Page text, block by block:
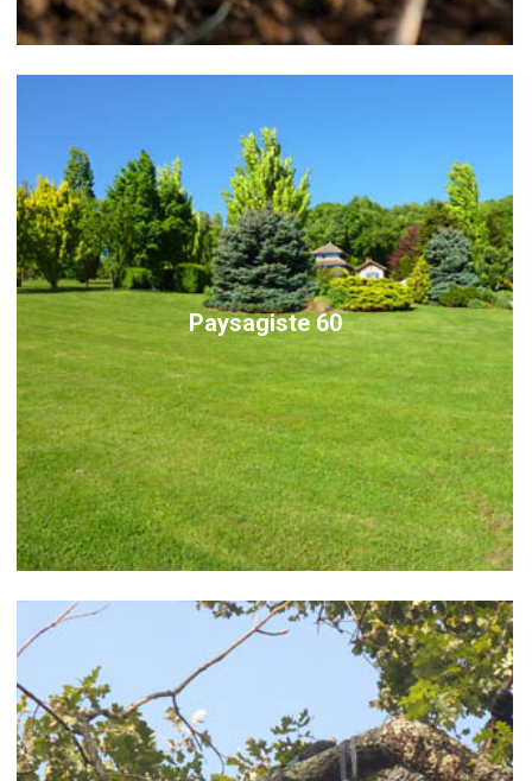
Paysagiste 60